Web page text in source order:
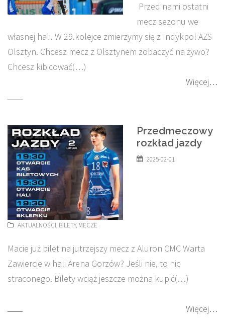
Przed nami ostatni
mecz sezonu we
własnej hali. W 29.kolejce zmierzymy się z Indykpol AZS
Olsztyn. Chcesz mecz z Olsztynem zobaczyć na żywo?
Chcesz kibicować(…)
Więcej…
Przedmeczowy
rozkład jazdy
2025-02-01
AKTUALNOŚCI, BILETY, MECZE
Macie już bilet na jutrzejszy mecz z Aluron CMC Warta
Zawiercie w hali Arena Gorzów? Jeśli nie, to nic
straconego. Bilety wciąż jeszcze można kupić(…)
Więcej…